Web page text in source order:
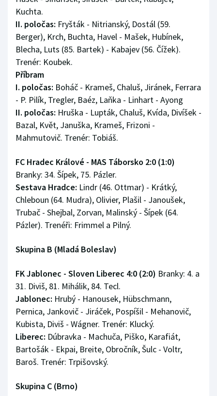
Kuchta.
II. poločas: Fryšták - Nitrianský, Dostál (59.
Berger), Krch, Buchta, Havel - Mašek, Hubínek,
Blecha, Luts (85. Bartek) - Kabajev (56. Čížek).
Trenér: Koubek.
Příbram
I. poločas: Boháč - Krameš, Chaluš, Jiránek, Ferrara
- P. Pilík, Tregler, Baéz, Laňka - Linhart - Ayong
II. poločas: Hruška - Lupták, Chaluš, Kvída, Divíšek -
Bazal, Květ, Januška, Krameš, Frizoni -
Mahmutovič. Trenér: Tobiáš.
FC Hradec Králové - MAS Táborsko 2:0 (1:0)
Branky: 34. Šípek, 75. Pázler.
Sestava Hradce: Lindr (46. Ottmar) - Krátký,
Chleboun (64. Mudra), Olivier, Plašil - Janoušek,
Trubač - Shejbal, Zorvan, Malinský - Šípek (64.
Pázler). Trenéři: Frimmel a Pilný.
Skupina B (Mladá Boleslav)
FK Jablonec - Sloven Liberec 4:0 (2:0) Branky: 4. a
31. Diviš, 81. Mihálik, 84. Tecl.
Jablonec: Hrubý - Hanousek, Hübschmann,
Pernica, Jankovič - Jiráček, Pospíšil - Mehanovič,
Kubista, Diviš - Wágner. Trenér: Klucký.
Liberec: Dúbravka - Machuča, Piško, Karafiát,
Bartošák - Ekpai, Breite, Obročník, Šulc - Voltr,
Baroš. Trenér: Trpišovský.
Skupina C (Brno)